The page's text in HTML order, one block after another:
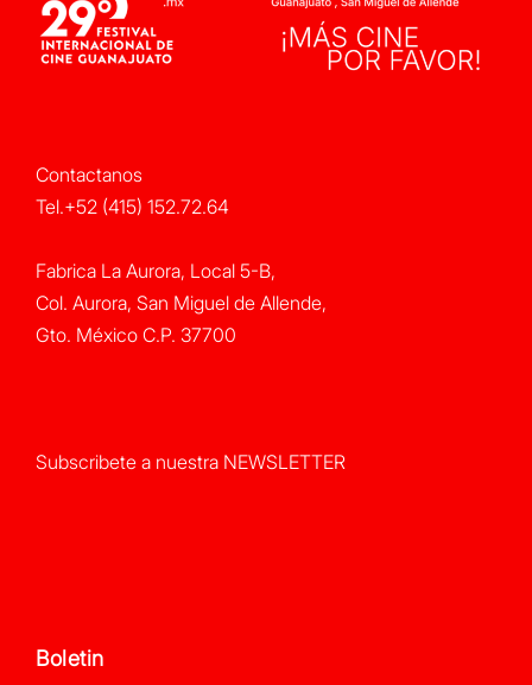
Contactanos
Tel.+52 (415) 152.72.64
Fabrica La Aurora, Local 5-B,
Col. Aurora, San Miguel de Allende,
Gto. México C.P. 37700
Subscribete a nuestra NEWSLETTER
Boletin